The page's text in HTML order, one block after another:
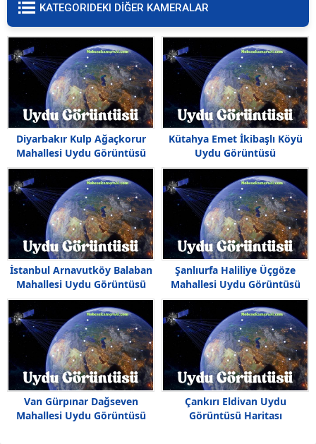
KATEGORIDEKI DİĞER KAMERALAR
Diyarbakır Kulp Ağaçkorur
Mahallesi Uydu Görüntüsü
Haritası
Kütahya Emet İkibaşlı Köyü
Uydu Görüntüsü
İstanbul Arnavutköy Balaban
Mahallesi Uydu Görüntüsü
Şanlıurfa Haliliye Üçgöze
Mahallesi Uydu Görüntüsü
Haritası
Van Gürpınar Dağseven
Mahallesi Uydu Görüntüsü
Çankırı Eldivan Uydu
Görüntüsü Haritası